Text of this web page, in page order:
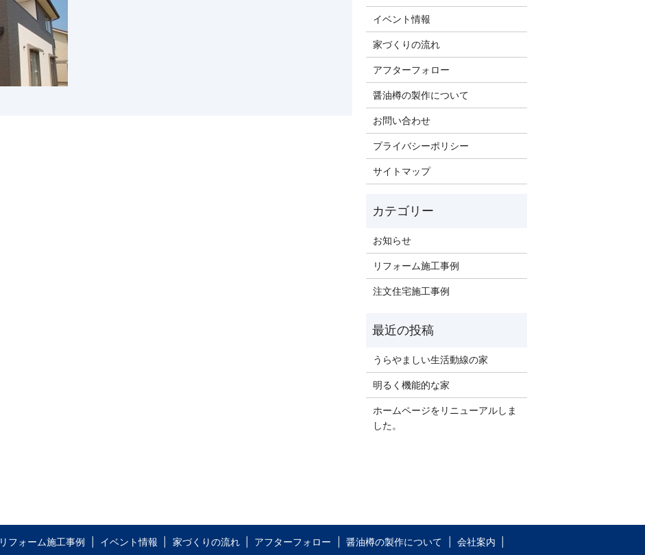
イベント情報
家づくりの流れ
アフターフォロー
醤油樽の製作について
お問い合わせ
プライバシーポリシー
サイトマップ
お知らせ
リフォーム施工事例
注文住宅施工事例
うらやましい生活動線の家
明るく機能的な家
ホームページをリニューアルしま
した。
リフォーム施工事例 イベント情報 家づくりの流れ アフターフォロー 醤油樽の製作について 会社案内